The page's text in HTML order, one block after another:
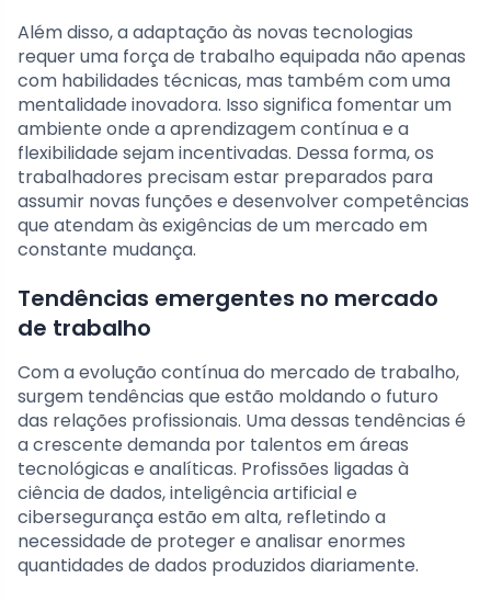
Além disso, a adaptação às novas tecnologias
requer uma força de trabalho equipada não apenas
com habilidades técnicas, mas também com uma
mentalidade inovadora. Isso significa fomentar um
ambiente onde a aprendizagem contínua e a
flexibilidade sejam incentivadas. Dessa forma, os
trabalhadores precisam estar preparados para
assumir novas funções e desenvolver competências
que atendam às exigências de um mercado em
constante mudança.
Tendências emergentes no mercado
de trabalho
Com a evolução contínua do mercado de trabalho,
surgem tendências que estão moldando o futuro
das relações profissionais. Uma dessas tendências é
a crescente demanda por talentos em áreas
tecnológicas e analíticas. Profissões ligadas à
ciência de dados, inteligência artificial e
cibersegurança estão em alta, refletindo a
necessidade de proteger e analisar enormes
quantidades de dados produzidos diariamente.